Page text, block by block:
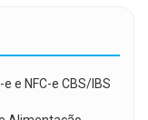
e NFC-e CBS/IBS